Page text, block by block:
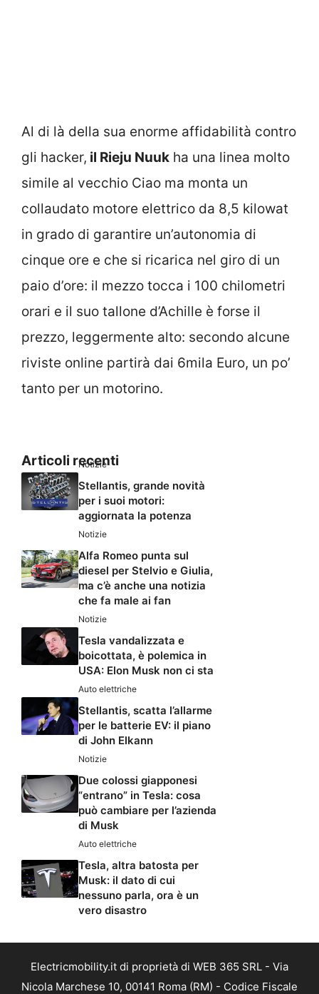
Al di là della sua enorme affidabilità contro
gli hacker, il Rieju Nuuk ha una linea molto
simile al vecchio Ciao ma monta un
collaudato motore elettrico da 8,5 kilowat
in grado di garantire un’autonomia di
cinque ore e che si ricarica nel giro di un
paio d’ore: il mezzo tocca i 100 chilometri
orari e il suo tallone d’Achille è forse il
prezzo, leggermente alto: secondo alcune
riviste online partirà dai 6mila Euro, un po’
tanto per un motorino.
Articoli recenti
Notizie
Stellantis, grande novità
per i suoi motori:
aggiornata la potenza
Notizie
Alfa Romeo punta sul
diesel per Stelvio e Giulia,
ma c’è anche una notizia
che fa male ai fan
Notizie
Tesla vandalizzata e
boicottata, è polemica in
USA: Elon Musk non ci sta
Auto elettriche
Stellantis, scatta l’allarme
per le batterie EV: il piano
di John Elkann
Notizie
Due colossi giapponesi
“entrano” in Tesla: cosa
può cambiare per l’azienda
di Musk
Auto elettriche
Tesla, altra batosta per
Musk: il dato di cui
nessuno parla, ora è un
vero disastro
Electricmobility.it di proprietà di WEB 365 SRL - Via
Nicola Marchese 10, 00141 Roma (RM) - Codice Fiscale